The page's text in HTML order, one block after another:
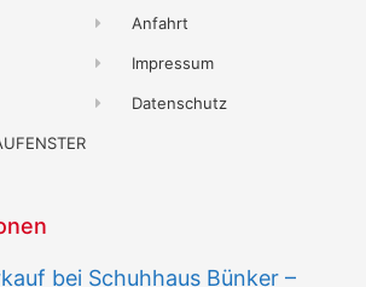
Anfahrt
Impressum
Datenschutz
bei Schuhhaus Bünker –